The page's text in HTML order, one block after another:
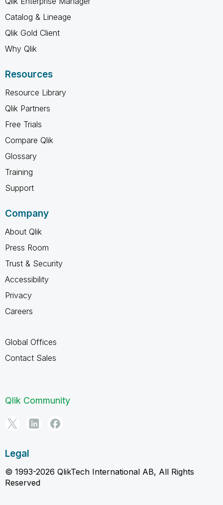
Catalog & Lineage
Qlik Gold Client
Why Qlik
Resources
Resource Library
Qlik Partners
Free Trials
Compare Qlik
Glossary
Training
Support
Company
About Qlik
Press Room
Trust & Security
Accessibility
Privacy
Careers
Global Offices
Contact Sales
Qlik Community
Legal
© 1993-2026 QlikTech International AB, All Rights
Reserved